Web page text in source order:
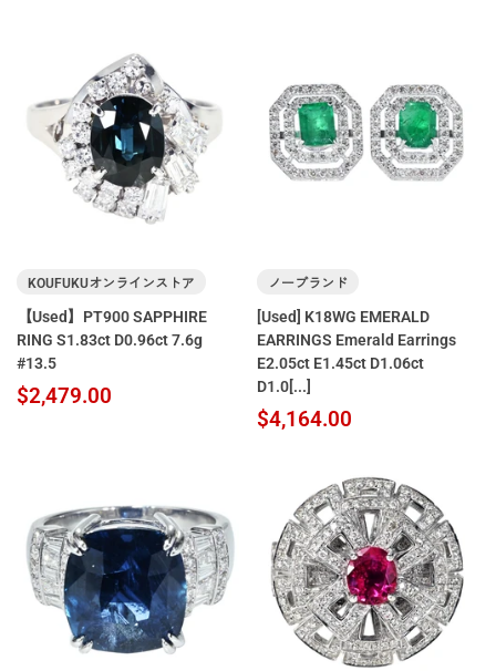
KOUFUKUオンラインストア
【Used】PT900 SAPPHIRE
RING S1.83ct D0.96ct 7.6g
#13.5
$2,479.00
ノーブランド
[Used] K18WG EMERALD
EARRINGS Emerald Earrings
E2.05ct E1.45ct D1.06ct
D1.0[...]
$4,164.00